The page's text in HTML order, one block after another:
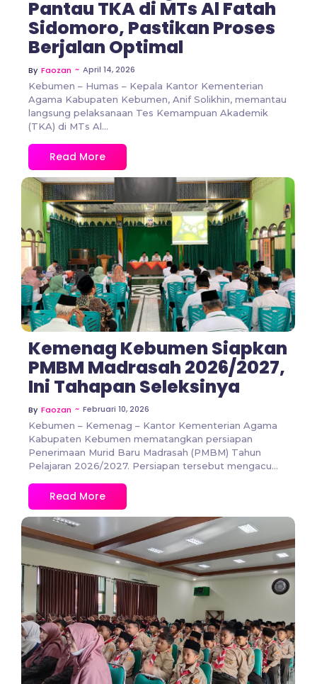
Pantau TKA di MTs Al Fatah
Sidomoro, Pastikan Proses
Berjalan Optimal
By Faozan ~ April 14, 2026
Kebumen – Humas – Kepala Kantor Kementerian
Agama Kabupaten Kebumen, Anif Solikhin, memantau
langsung pelaksanaan Tes Kemampuan Akademik
(TKA) di MTs Al...
Read More
No Comments
Kemenag Kebumen Siapkan
PMBM Madrasah 2026/2027,
Ini Tahapan Seleksinya
By Faozan ~ Februari 10, 2026
Kebumen – Kemenag – Kantor Kementerian Agama
Kabupaten Kebumen mematangkan persiapan
Penerimaan Murid Baru Madrasah (PMBM) Tahun
Pelajaran 2026/2027. Persiapan tersebut mengacu...
Read More
No Comments